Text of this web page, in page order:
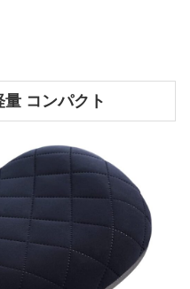
コンパクト